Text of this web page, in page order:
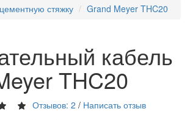
стяжку Grand Meyer THC20
кабель
THC20
Отзывов: 2 / Написать отзыв